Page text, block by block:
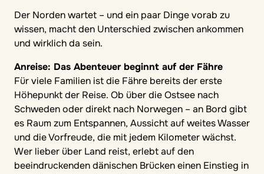
Der Norden wartet – und ein paar Dinge vorab zu
wissen, macht den Unterschied zwischen ankommen
und wirklich da sein.
Anreise: Das Abenteuer beginnt auf der Fähre
Für viele Familien ist die Fähre bereits der erste
Höhepunkt der Reise. Ob über die Ostsee nach
Schweden oder direkt nach Norwegen – an Bord gibt
es Raum zum Entspannen, Aussicht auf weites Wasser
und die Vorfreude, die mit jedem Kilometer wächst.
Wer lieber über Land reist, erlebt auf den
beeindruckenden dänischen Brücken einen Einstieg in